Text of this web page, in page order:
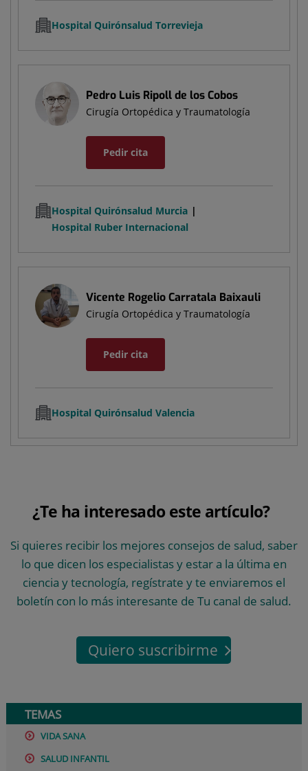
Hospital Quirónsalud Torrevieja
Pedro Luis Ripoll de los Cobos
Cirugía Ortopédica y Traumatología
Pedir cita
Hospital Quirónsalud Murcia
Hospital Ruber Internacional
Vicente Rogelio Carratala Baixauli
Cirugía Ortopédica y Traumatología
Pedir cita
Hospital Quirónsalud Valencia
¿Te ha interesado este artículo?
Si quieres recibir los mejores consejos de salud, saber
lo que dicen los especialistas y estar a la última en
ciencia y tecnología, regístrate y te enviaremos el
boletín con lo más interesante de Tu canal de salud.
Quiero suscribirme
TEMAS
VIDA SANA
SALUD INFANTIL